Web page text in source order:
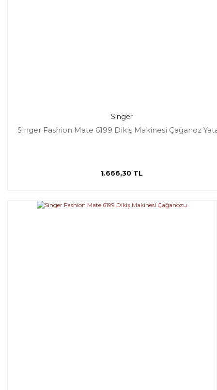
Singer
Singer Fashion Mate 6199 Dikiş Makinesi Çağanoz
1.666,30 TL